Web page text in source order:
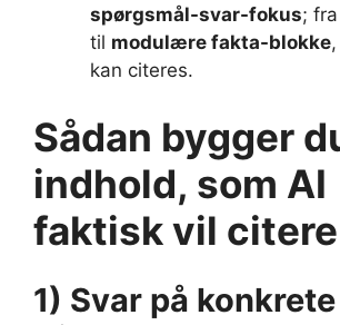
spørgsmål-svar-fokus;
til modulære fakta-blokke
kan citeres.
Sådan bygger
indhold, som AI
faktisk vil citere
1) Svar på